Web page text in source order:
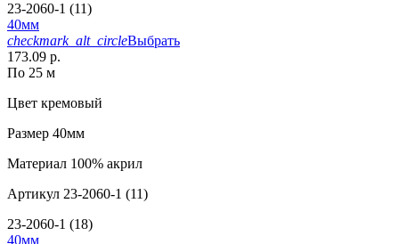
23-2060-1 (11)
40мм
checkmark_alt_circleВыбрать
173.09 р.
По 25 м
Цвет кремовый
Размер 40мм
Материал 100% акрил
Артикул 23-2060-1 (11)
23-2060-1 (18)
40мм